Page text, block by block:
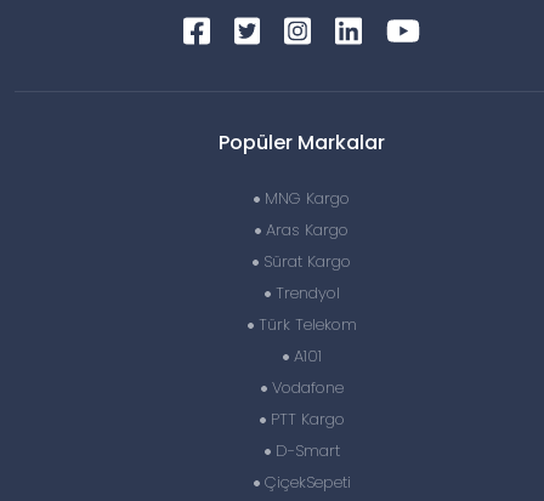
Popüler Markalar
MNG Kargo
Aras Kargo
Sürat Kargo
Trendyol
Türk Telekom
A101
Vodafone
PTT Kargo
D-Smart
ÇiçekSepeti